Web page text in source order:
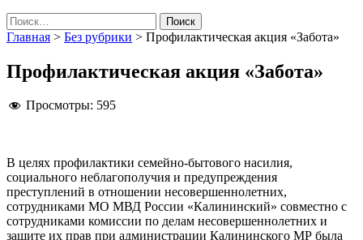
Найти:
Главная > Без рубрики > Профилактическая акция «Забота»
Профилактическая акция «Забота»
Просмотры: 595
В целях профилактики семейно-бытового насилия,
социального неблагополучия и предупреждения
преступлений в отношении несовершеннолетних,
сотрудниками МО МВД России «Калининский» совместно с
сотрудниками комиссии по делам несовершеннолетних и
защите их прав при администрации Калининского МР была